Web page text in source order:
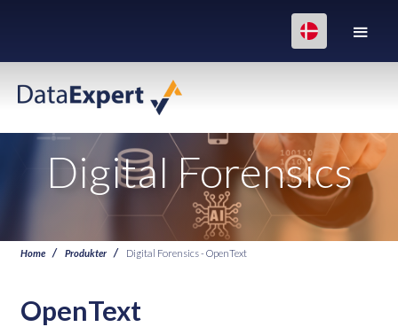
Digital Forensics
Home Produkter Digital Forensics - OpenText
OpenText